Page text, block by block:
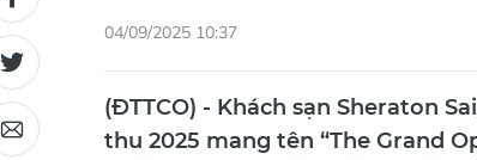
04/09/2025 10:37
(ĐTTCO) - Khách sạn Sheraton
thu 2025 mang tên “The Grand